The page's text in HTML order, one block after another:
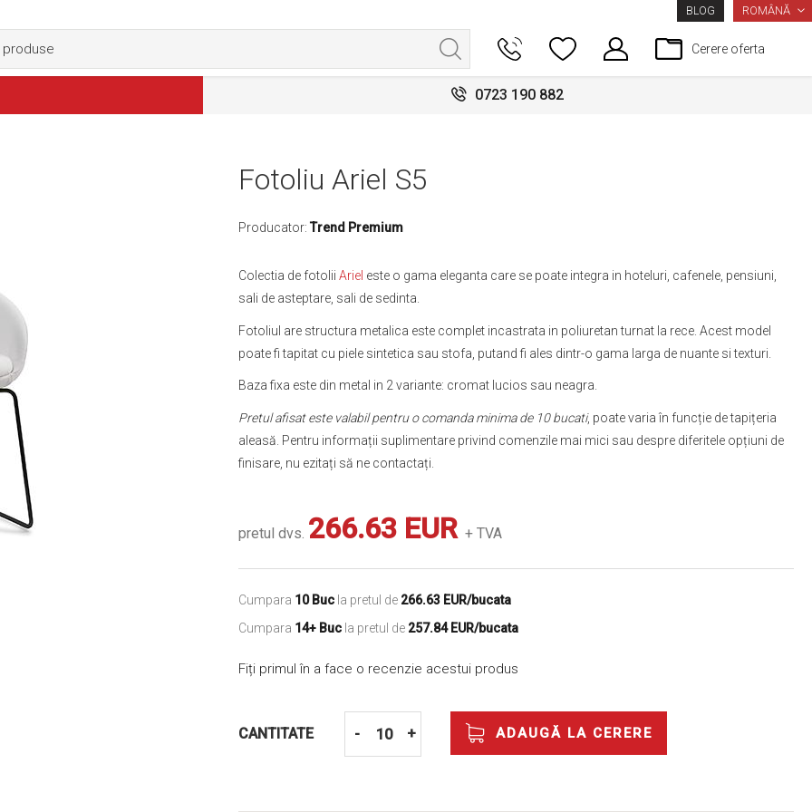
BLOG LIMBA
ROMÂNĂ
Cerere oferta
0723 190 882
Fotoliu Ariel S5
Producator: Trend Premium
Colectia de fotoliiAriel este o gama eleganta care se poate integra in hoteluri, cafenele, pensiuni,
sali de asteptare, sali de sedinta.
Fotoliul are structura metalica este complet incastrata in poliuretan turnat la rece. Acest model
poate fi tapitat cu piele sintetica sau stofa, putand fi ales dintr-o gama larga de nuante si texturi.
Baza fixa este din metal in 2 variante: cromat lucios sau neagra.
Pretul afisat este valabil pentru o comanda minima de 10 bucati, poate varia în funcție de tapițeria
aleasă. Pentru informații suplimentare privind comenzile mai mici sau despre diferitele opțiuni de
finisare, nu ezitați să ne contactați.
pretul dvs. 266.63 EUR+ TVA
Cumpara 10 Buc la pretul de 266.63 EUR/bucata
Cumpara 14+ Buc la pretul de 257.84 EUR/bucata
Fiți primul în a face o recenzie acestui produs
CANTITATE - + ADAUGĂ LA CERERE